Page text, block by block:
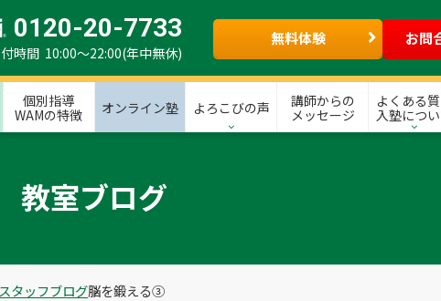
0120-20-7733
時間 10:00～22:00(年中無休)
無料体験 お問
個別指導
WAMの特徴
オンライン塾 よろこびの声
講師からの
メッセージ
よくある
入塾につ
教室ブログ
タッフブログ脳を鍛える③